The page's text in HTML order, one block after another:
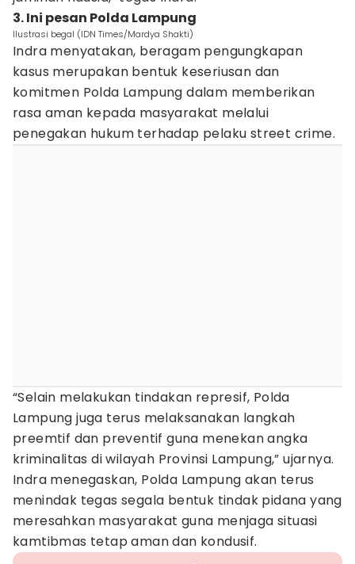
3. Ini pesan Polda Lampung
Ilustrasi begal (IDN Times/Mardya Shakti)
Indra menyatakan, beragam pengungkapan
kasus merupakan bentuk keseriusan dan
komitmen Polda Lampung dalam memberikan
rasa aman kepada masyarakat melalui
penegakan hukum terhadap pelaku street crime.
“Selain melakukan tindakan represif, Polda
Lampung juga terus melaksanakan langkah
preemtif dan preventif guna menekan angka
kriminalitas di wilayah Provinsi Lampung,” ujarnya.
Indra menegaskan, Polda Lampung akan terus
menindak tegas segala bentuk tindak pidana yang
meresahkan masyarakat guna menjaga situasi
kamtibmas tetap aman dan kondusif.